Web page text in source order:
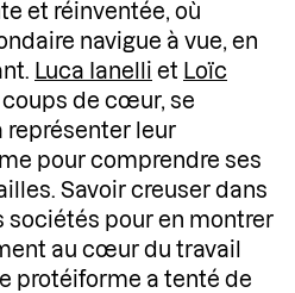
et réinventée, où
navigue à vue, en
Luca Ianelli et Loïc
coups de cœur, se
représenter leur
pour comprendre ses
Savoir creuser dans
sociétés pour en montrer
au cœur du travail
protéiforme a tenté de